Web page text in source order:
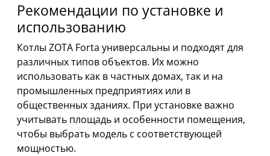
Рекомендации по установке и
использованию
Котлы ZOTA Forta универсальны и подходят для
различных типов объектов. Их можно
использовать как в частных домах, так и на
промышленных предприятиях или в
общественных зданиях. При установке важно
учитывать площадь и особенности помещения,
чтобы выбрать модель с соответствующей
мощностью.